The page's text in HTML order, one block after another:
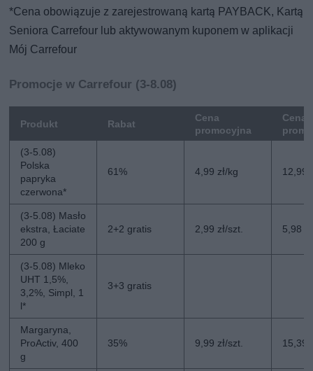
*Cena obowiązuje z zarejestrowaną kartą PAYBACK, Kartą
Seniora Carrefour lub aktywowanym kuponem w aplikacji
Mój Carrefour
Promocje w Carrefour (3-8.08)
Produkt Rabat
Cena
promocyjna
Cena
(3-5.08)
Polska
papryka
czerwona*
61% 4,99 zł/kg 12,99
(3-5.08) Masło
ekstra, Łaciate
200 g
2+2 gratis 2,99 zł/szt. 5,98
(3-5.08) Mleko
UHT 1,5%,
3,2%, Simpl, 1
l*
3+3 gratis
Margaryna,
ProActiv, 400
g
35% 9,99 zł/szt. 15,39